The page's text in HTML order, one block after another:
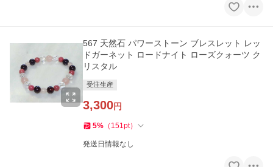
567 天然石 パワーストーン ブレスレット レッ
ドガーネット ロードナイト ローズクォーツ ク
リスタル
受注生産
3,300円
5% （ 151pt）
発送日情報なし